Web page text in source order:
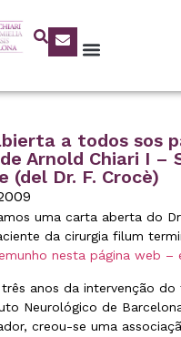
a todos sos
Arnold Chiari I –
(del Dr. F. Crocè)
uma carta aberta do
da cirurgia filum
nesta página web –
anos da intervenção
Neurológico de
creou-se uma